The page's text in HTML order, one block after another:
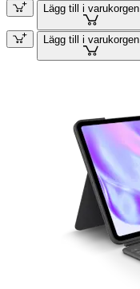
Lägg till i varukorgen
Lägg till i varukorgen